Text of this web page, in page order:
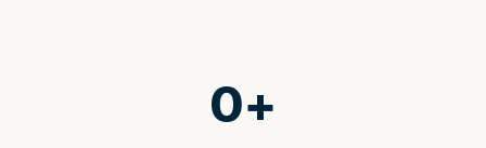
0+